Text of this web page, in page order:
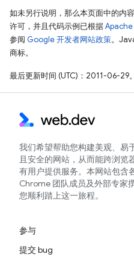
如未另行说明，那么本页面中的内
许可，并且代码示例已根据
参阅 Google 开发者网站政策。
商标。
最后更新时间 (UTC)：2011-06-29。
我们希望帮助您构建美观、易
且安全的网站，从而能跨浏览
有用户提供服务。本网站包含
Chrome 团队成员及外部专家
您顺利踏上这一旅程。
参与
提交 bug